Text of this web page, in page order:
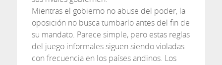
Mientras el gobierno no abuse del poder, la
oposición no busca tumbarlo antes del fin de
su mandato. Parece simple, pero estas reglas
del juego informales siguen siendo violadas
con frecuencia en los países andinos. Los